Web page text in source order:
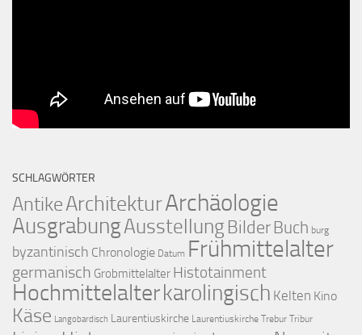
SCHLAGWÖRTER
AntikeArchitekturArchäologie
AusgrabungAusstellungBilder Buch burg
byzantinisch Chronologie Datum Frühmittelalter
germanisch Grobmittelalter Histotainment
Hochmittelalterkarolingisch Kelten Kino
Käse Langobardisch Laurentiuskirche Laurentiuskirche Trebur Tribur